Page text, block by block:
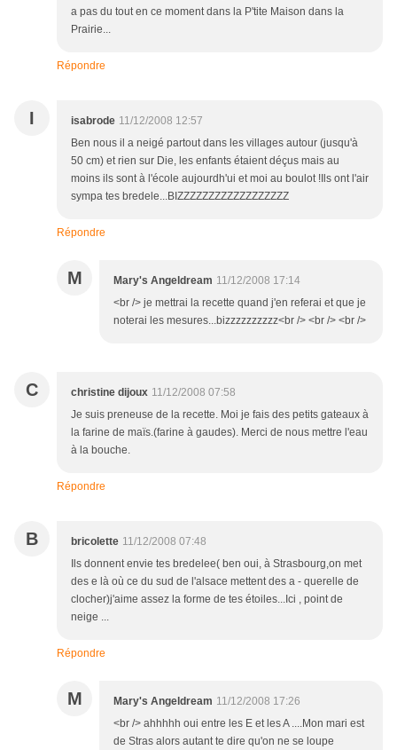
a pas du tout en ce moment dans la P'tite Maison dans la
Prairie...
Répondre
I isabrode 11/12/2008 12:57
Ben nous il a neigé partout dans les villages autour (jusqu'à
50 cm) et rien sur Die, les enfants étaient déçus mais au
moins ils sont à l'école aujourdh'ui et moi au boulot !Ils ont l'air
sympa tes bredele...BIZZZZZZZZZZZZZZZZZZ
Répondre
M Mary's Angeldream 11/12/2008 17:14
<br /> je mettrai la recette quand j'en referai et que je
noterai les mesures...bizzzzzzzzzz<br /> <br /> <br />
C christine dijoux 11/12/2008 07:58
Je suis preneuse de la recette. Moi je fais des petits gateaux à
la farine de maïs.(farine à gaudes). Merci de nous mettre l'eau
à la bouche.
Répondre
B bricolette 11/12/2008 07:48
Ils donnent envie tes bredelee( ben oui, à Strasbourg,on met
des e là où ce du sud de l'alsace mettent des a - querelle de
clocher)j'aime assez la forme de tes étoiles...Ici , point de
neige ...
Répondre
M Mary's Angeldream 11/12/2008 17:26
<br /> ahhhhh oui entre les E et les A ....Mon mari est
de Stras alors autant te dire qu'on ne se loupe